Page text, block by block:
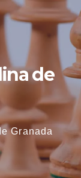
de
Granada